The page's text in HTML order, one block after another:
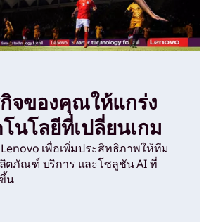
กิจของคุณให้แกร่ง
นโลยีที่เปลี่ยนเกม
เพื่อเพิ่มประสิทธิภาพให้ทีม
ตภัณฑ์ บริการ และโซลูชัน AI ที่
น